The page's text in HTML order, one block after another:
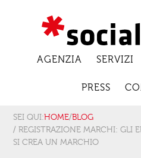
AGENZIA SERVIZI
PRESS
SEI QUI:HOME/BLOG
/ REGISTRAZIONE MARCHI: GLI
SI CREA UN MARCHIO